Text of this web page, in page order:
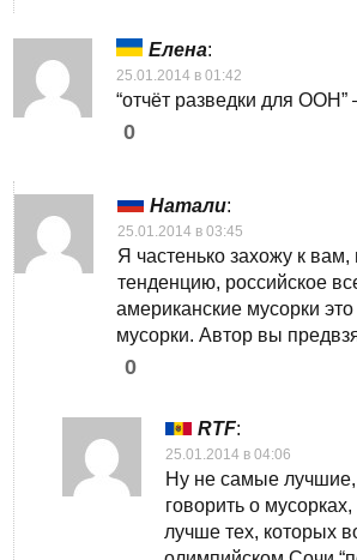
Елена:
25.01.2014 в 01:42
“отчёт разведки для ООН”
0
Натали:
25.01.2014 в 03:45
Я частенько захожу к
тенденцию, российское
американские мусорки
мусорки. Автор вы
0
RTF:
25.01.2014 в 04:06
Ну не самые
говорить о
лучше тех, которых